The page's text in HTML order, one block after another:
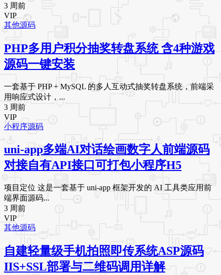
3 周前
VIP
其他源码
PHP多用户积分抽奖转盘系统 含4种游戏
源码一键安装
一套基于 PHP + MySQL 的多人互动式抽奖转盘系统，前端采
用响应式设计，...
3 周前
VIP
小程序源码
uni-app多端AI对话绘画数字人前端源码
对接自有API接口可打包小程序H5
项目定位 这是一套基于 uni-app 框架开发的 AI 工具类应用前
端界面源码...
3 周前
VIP
其他源码
自建轻量级手机拍照即传系统ASP源码
IIS+SSL部署与二维码调用详解